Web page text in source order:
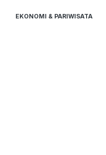
EKONOMI & PARIWISATA